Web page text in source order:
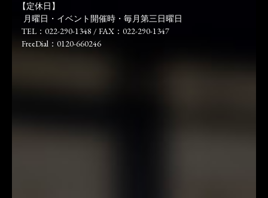
【定休日】
月曜日・イベント開催時・毎月第三日曜日
TEL：022-290-1348 / FAX：022-290-1347
FreeDial：0120-660246